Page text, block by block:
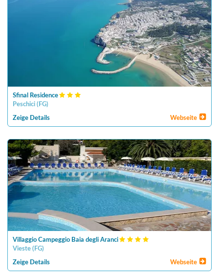
Sfinal Residence
Peschici ( FG)
Zeige Details Webseite
Villaggio Campeggio Baia degli Aranci
Vieste ( FG)
Zeige Details Webseite